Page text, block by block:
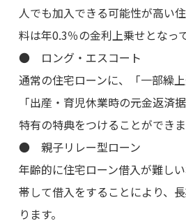
人でも加入できる可能性が高い
料は年0.3％の金利上乗せとなっ
● ロング・エスコート
通常の住宅ローンに、「一部繰上
「出産・育児休業時の元金返済
特有の特典をつけることができま
● 親子リレー型ローン
年齢的に住宅ローン借入が難し
帯して借入をすることにより、
ります。